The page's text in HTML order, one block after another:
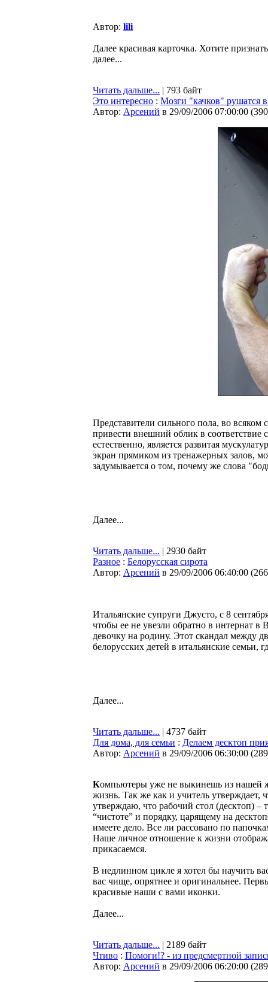
Автор: lili
Далее красивая карточка. Хотите
далее...
Читать дальше... | 793 байт
Это интересно : Мозги "качков" рушатся
Автор: Арсений в 29/09/2006 07:00:00 (
Представители сильного пола, во всяком
привести внешний облик в
естественно, является развитая
экран прямиком из тренажерных залов,
задумывается о том, почему же слова
Далее...
Читать дальше... | 2930 байт
Разное : Белорусская сирота
Автор: Арсений в 29/09/2006 06:40:00 (
Итальянские супруги Джусто, с 8
чтобы ее не увезли обратно в интернат
девочку на родину. Этот скандал между
белорусских детей в итальянские семьи,
Далее...
Читать дальше... | 4737 байт
Для дома, для семьи : Делаем десктоп
Автор: Арсений в 29/09/2006 06:30:00 (
Компьютеры уже не выкинешь из
жизнь. Так же как и учитель утверждает,
утверждаю, что рабочий стол (десктоп) –
“чистоте” и порядку, царящему на
имеете дело. Все ли рассовано по
Наше личное отношение к жизни
прикасаемся.
В недлинном цикле я хотел бы научить
вас чище, опрятнее и оригинальнее.
красивые наши с вами иконки.
Далее...
Читать дальше... | 2189 байт
Чтиво : Помоги!? - из предсмертной
Автор: Арсений в 29/09/2006 06:20:00 (